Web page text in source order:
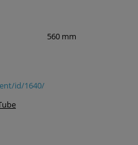
560 mm
id/1640/